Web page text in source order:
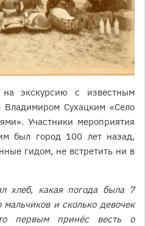
экскурсию с известным
Владимиром Сухацким «Село
Участники мероприятия
был город 100 лет назад,
гидом, не встретить ни в
хлеб, какая погода была 7
и сколько девочек
первым принёс весть о